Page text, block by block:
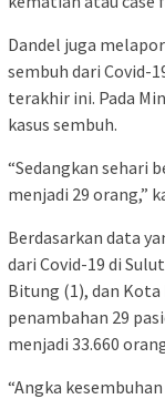
Dandel juga
sembuh dari Covid-
terakhir ini. Pada
kasus sembuh.
“Sedangkan sehari
menjadi 29 orang,”
Berdasarkan data
dari Covid-19 di
Bitung (1), dan Kota
penambahan 29
menjadi 33.660
“Angka